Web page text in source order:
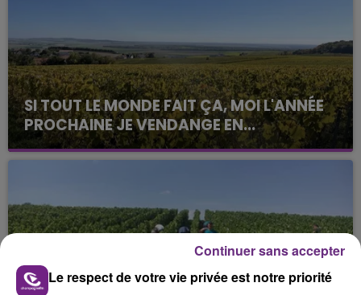
SI TOUT LE MONDE FAIT ÇA, MOI L'ANNÉE
PROCHAINE JE VENDANGE EN...
La vendange en Champagne a débuté ce jeudi 6
août dans la commune de Montgueux (Aube). Du
Le respect de votre vie privée est notre priorité
Continuer sans accepter